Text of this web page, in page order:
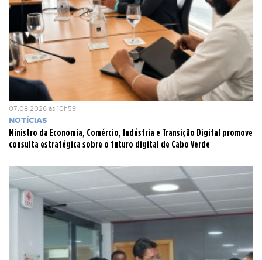
demonstrando que o investimento contínuo em talento,
empreendedorismo, capacitação digital e ligação
internacional está a produzir resultados mensuráveis e
reconhecidos.
Fonte:
StartupBlink — Global Startup Ecosystem Index
2026.
https://www.startupblink.com/
07.08.2026 às 10h59
NOTÍCIAS
Ministro da Economia, Comércio, Indústria e Transição Digital promove
consulta estratégica sobre o futuro digital de Cabo Verde